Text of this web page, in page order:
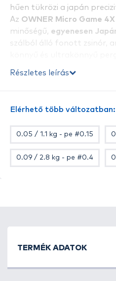
hűen tükrözi a japán
Az OWNER Micro Game
minőségű, egyenesen
szálból álló fonott zsinór,
domolykó vagy kisebb
Ez a zsinór ideális
pergető horgászathoz.
Részletes leírás
Elérhető több változatban:
0.05 / 1.1 kg - pe #0.15
0.09 / 2.8 kg - pe #0.4
TERMÉK ADATOK